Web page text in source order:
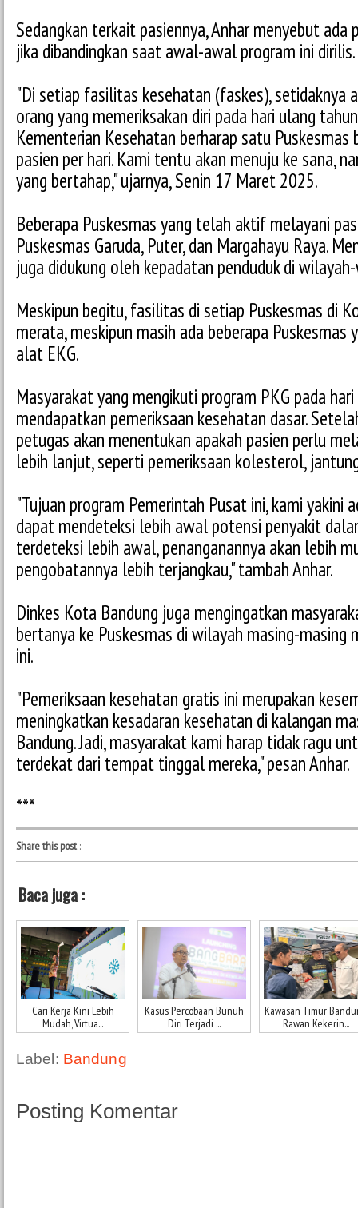
Sedangkan terkait pasiennya, Anhar menyebut ada
jika dibandingkan saat awal-awal program ini dirilis.
"Di setiap fasilitas kesehatan (faskes), setidaknya
orang yang memeriksakan diri pada hari ulang
Kementerian Kesehatan berharap satu
pasien per hari. Kami tentu akan menuju ke sana,
yang bertahap," ujarnya, Senin 17 Maret 2025.
Beberapa Puskesmas yang telah aktif melayani
Puskesmas Garuda, Puter, dan Margahayu Raya.
juga didukung oleh kepadatan penduduk di
Meskipun begitu, fasilitas di setiap Puskesmas di
merata, meskipun masih ada beberapa Puskesmas
alat EKG.
Masyarakat yang mengikuti program PKG pada
mendapatkan pemeriksaan kesehatan dasar.
petugas akan menentukan apakah pasien perlu
lebih lanjut, seperti pemeriksaan kolesterol,
"Tujuan program Pemerintah Pusat ini, kami yakini
dapat mendeteksi lebih awal potensi penyakit
terdeteksi lebih awal, penanganannya akan lebih
pengobatannya lebih terjangkau," tambah Anhar.
Dinkes Kota Bandung juga mengingatkan
bertanya ke Puskesmas di wilayah masing-masing
ini.
"Pemeriksaan kesehatan gratis ini merupakan
meningkatkan kesadaran kesehatan di kalangan
Bandung. Jadi, masyarakat kami harap tidak ragu
terdekat dari tempat tinggal mereka," pesan Anhar.
***
Share this post:
Baca juga :
Cari Kerja Kini Lebih
Mudah, Virtua...
Kasus Percobaan Bunuh
Diri Terjadi ...
Kawasan Timur
Rawan Kekerin...
Label: Bandung
Posting Komentar